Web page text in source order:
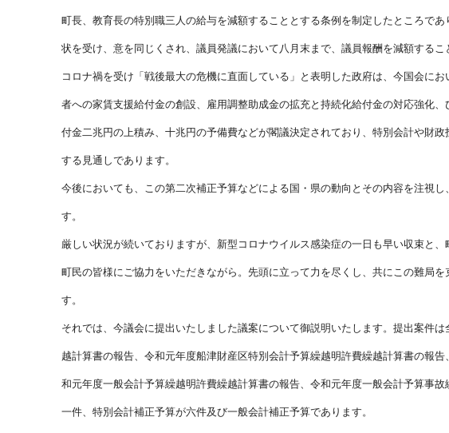
町長、教育長の特別職三人の給与を減額することとする条例を制定したところで
状を受け、意を同じくされ、議員発議において八月末まで、議員報酬を減額するこ
コロナ禍を受け「戦後最大の危機に直面している」と表明した政府は、今国会に
者への家賃支援給付金の創設、雇用調整助成金の拡充と持続化給付金の対応強化
付金二兆円の上積み、十兆円の予備費などが閣議決定されており、特別会計や財
する見通しであります。
今後においても、この第二次補正予算などによる国・県の動向とその内容を注視
す。
厳しい状況が続いておりますが、新型コロナウイルス感染症の一日も早い収束と
町民の皆様にご協力をいただきながら。先頭に立って力を尽くし、共にこの難局
す。
それでは、今議会に提出いたしました議案について御説明いたします。提出案件
越計算書の報告、令和元年度船津財産区特別会計予算繰越明許費繰越計算書の報
和元年度一般会計予算繰越明許費繰越計算書の報告、令和元年度一般会計予算事
一件、特別会計補正予算が六件及び一般会計補正予算であります。